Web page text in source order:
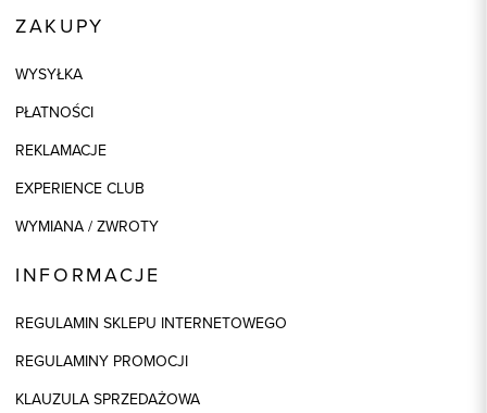
ZAKUPY
WYSYŁKA
PŁATNOŚCI
REKLAMACJE
EXPERIENCE CLUB
WYMIANA / ZWROTY
INFORMACJE
REGULAMIN SKLEPU INTERNETOWEGO
REGULAMINY PROMOCJI
KLAUZULA SPRZEDAŻOWA